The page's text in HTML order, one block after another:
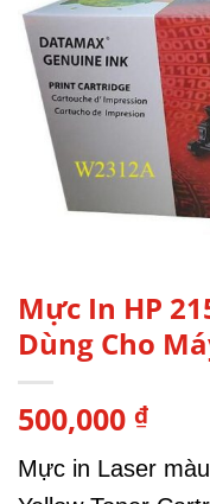
Mực In HP
Dùng Cho
500,000 ₫
Mực in Laser